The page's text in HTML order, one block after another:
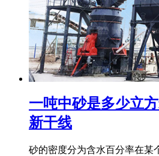
一吨中砂是多少立
新干线
砂的密度分为含水百分率在某